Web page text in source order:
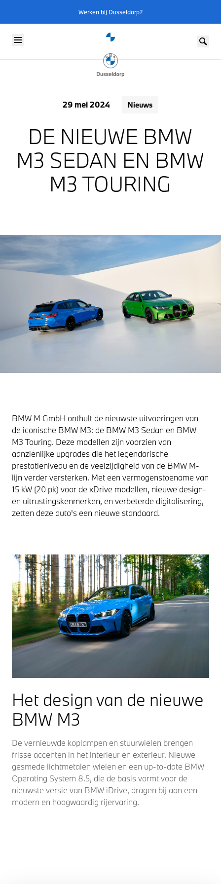
Werken bij Dusseldorp?
29 mei 2024 Nieuws
DE NIEUWE BMW
M3 SEDAN EN BMW
M3 TOURING
BMW M GmbH onthult de nieuwste uitvoeringen van
de iconische BMW M3: de BMW M3 Sedan en BMW
M3 Touring. Deze modellen zijn voorzien van
aanzienlijke upgrades die het legendarische
prestatieniveau en de veelzijdigheid van de BMW M-
lijn verder versterken. Met een vermogenstoename van
15 kW (20 pk) voor de xDrive modellen, nieuwe design-
en uitrustingskenmerken, en verbeterde digitalisering,
zetten deze auto's een nieuwe standaard.
Het design van de nieuwe
BMW M3
De vernieuwde koplampen en stuurwielen brengen
frisse accenten in het interieur en exterieur. Nieuwe
gesmede lichtmetalen wielen en een up-to-date BMW
Operating System 8.5, die de basis vormt voor de
nieuwste versie van BMW iDrive, dragen bij aan een
modern en hoogwaardig rijervaring.